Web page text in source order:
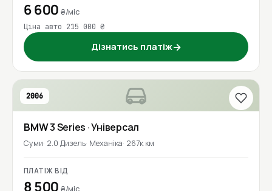
6 600₴/міс
Ціна авто 215 000 ₴
Дізнатись платіж→
2006
BMW3 Series · Універсал
Суми 2.0 Дизель Механіка 267к км
ПЛАТІЖ ВІД
8 500₴/міс